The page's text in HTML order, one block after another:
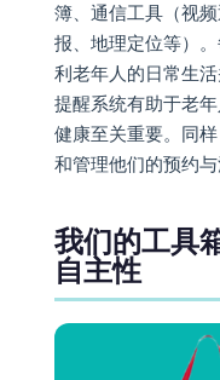
簿、通信工具（视
报、地理定位等）
利老年人的日常生
提醒系统有助于老
健康至关重要。同
和管理他们的预约与
我们的工具
自主性